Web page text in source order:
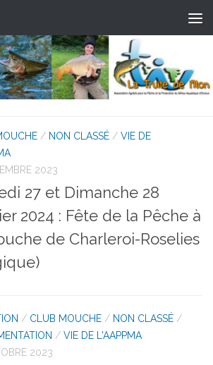
/ NON CLASSÉ / VIE DE
2023
27 et Dimanche 28
2024 : Fête de la Pêche à
de Charleroi-Roselies
/ CLUB MOUCHE / NON CLASSÉ /
/ VIE DE L'AAPPMA
2023